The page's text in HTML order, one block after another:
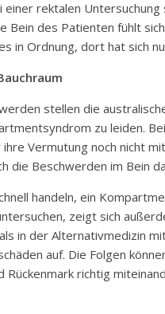
einer rektalen
Bein des Patienten fühlt
in Ordnung, dort hat sich
stellen die
zu leiden.
Vermutung noch nicht
die Beschwerden im Bein
handeln, ein
zeigt sich
in der Alternativmedizin
auf. Die Folgen
Rückenmark richtig